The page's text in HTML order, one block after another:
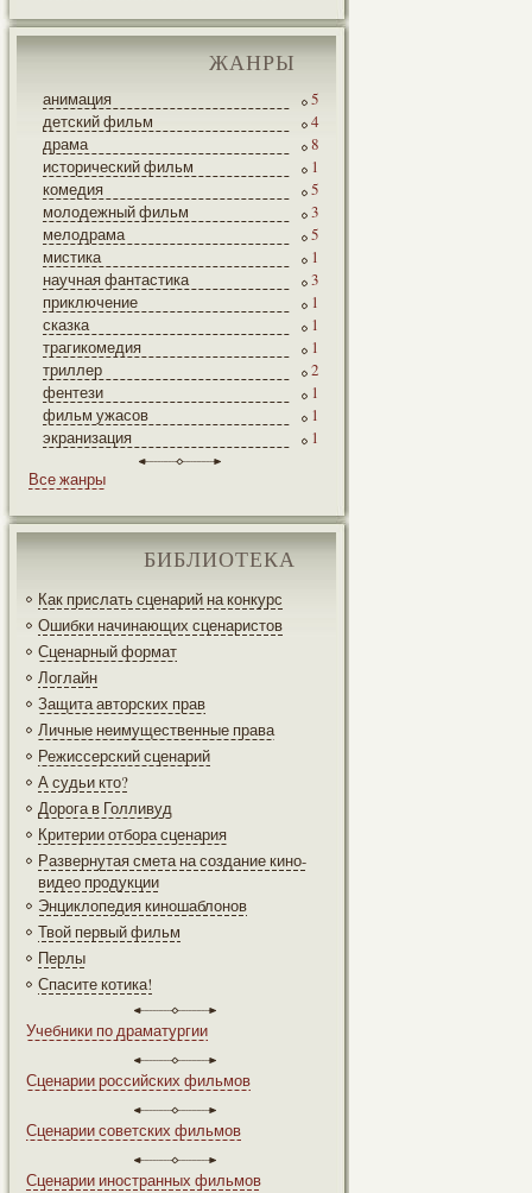
ЖАНРЫ
анимация
5
детский фильм
4
драма
8
исторический фильм
1
комедия
5
молодежный фильм
3
мелодрама
5
мистика
1
научная фантастика
3
приключение
1
сказка
1
трагикомедия
1
триллер
2
фентези
1
фильм ужасов
1
экранизация
1
Все жанры
БИБЛИОТЕКА
Как прислать сценарий на конкурс
Ошибки начинающих сценаристов
Сценарный формат
Логлайн
Защита авторских прав
Личные неимущественные права
Режиссерский сценарий
А судьи кто?
Дорога в Голливуд
Критерии отбора сценария
Развернутая смета на создание кино-
видео продукции
Энциклопедия киношаблонов
Твой первый фильм
Перлы
Спасите котика!
Учебники по драматургии
Сценарии российских фильмов
Сценарии советских фильмов
Сценарии иностранных фильмов